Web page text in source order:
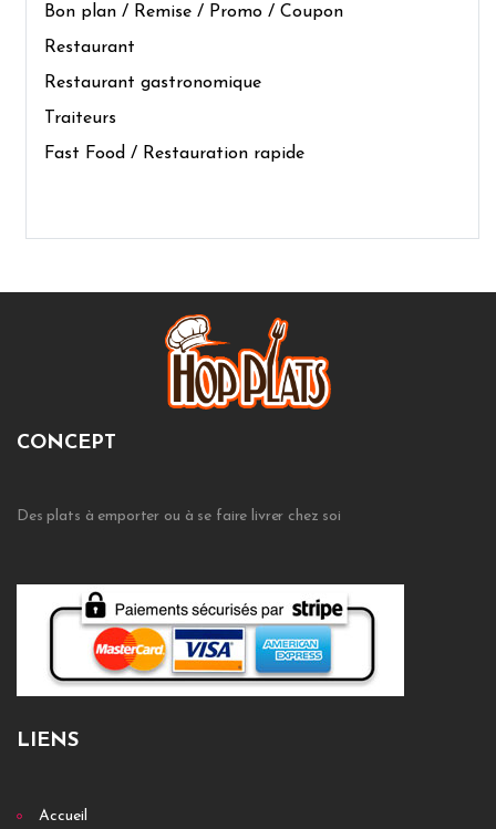
Bon plan / Remise / Promo / Coupon
Restaurant
Restaurant gastronomique
Traiteurs
Fast Food / Restauration rapide
CONCEPT
Des plats à emporter ou à se faire livrer chez soi
LIENS
Accueil